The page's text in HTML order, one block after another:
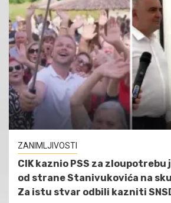
ZANIMLJIVOSTI
CIK kaznio PSS za
od strane Stanivukovića na
Za istu stvar odbili kazniti